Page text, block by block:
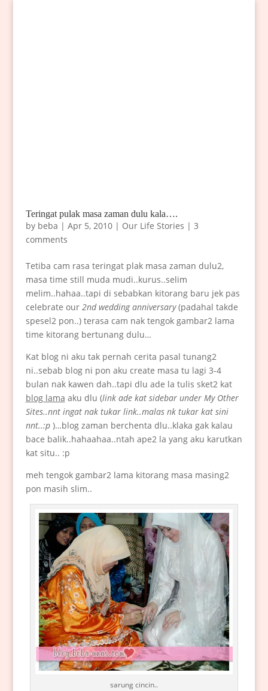
Teringat pulak masa zaman dulu kala….
by beba | Apr 5, 2010| Our Life Stories | 3
comments
Tetiba cam rasa teringat plak masa zaman dulu2,
masa time still muda mudi..kurus..selim
melim..hahaa..tapi di sebabkan kitorang baru jek pas
celebrate our 2nd wedding anniversary(padahal takde
spesel2 pon..) terasa cam nak tengok gambar2 lama
time kitorang bertunang dulu…
Kat blog ni aku tak pernah cerita pasal tunang2
ni..sebab blog ni pon aku create masa tu lagi 3-4
bulan nak kawen dah..tapi dlu ade la tulis sket2 kat
blog lama aku dlu (link ade kat sidebar under My Other
Sites..nnt ingat nak tukar link..malas nk tukar kat sini
nnt..:p)…blog zaman berchenta dlu..klaka gak kalau
bace balik..hahaahaa..ntah ape2 la yang aku karutkan
kat situ.. :p
meh tengok gambar2 lama kitorang masa masing2
pon masih slim..
sarung cincin..